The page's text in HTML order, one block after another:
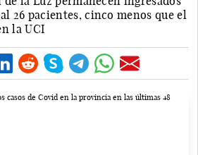
26 pacientes, cinco menos que el
la UCI